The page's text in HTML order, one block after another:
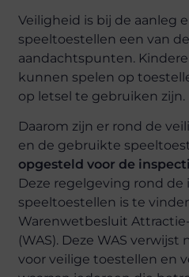
Veiligheid is bij de aanleg
speeltoestellen een van
aandachtspunten.
kunnen spelen op
op letsel te gebruiken zijn.
Daarom zijn er rond de
en de gebruikte
opgesteld voor de
Deze regelgeving rond de
speeltoestellen is te
Warenwetbesluit
(WAS). Deze WAS
voor veilige toestellen en